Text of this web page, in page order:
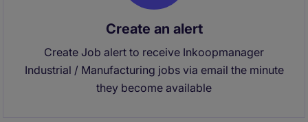
Create an alert
Create Job alert to receive Inkoopmanager
Industrial / Manufacturing jobs via email the minute
they become available